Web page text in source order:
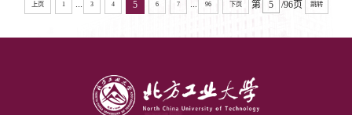
上页 1 ... 3 4 5 6 7 ... 96 下页 第 /96页 跳转